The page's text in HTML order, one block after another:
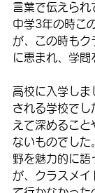
言葉で伝えられ
中学3年の時こ
が、この時もク
に恵まれ、学問
高校に入学しま
される学校でし
えて深めること
ないものでした
野を魅力的に語
が、クラスメイ